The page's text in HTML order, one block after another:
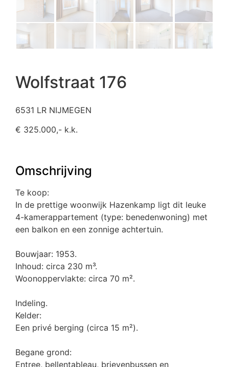
Wolfstraat 176
6531 LR NIJMEGEN
€ 325.000,- k.k.
Omschrijving
Te koop:
In de prettige woonwijk Hazenkamp ligt dit leuke
4-kamerappartement (type: benedenwoning) met
een balkon en een zonnige achtertuin.
Bouwjaar: 1953.
Inhoud: circa 230 m³.
Woonoppervlakte: circa 70 m².
Indeling.
Kelder:
Een privé berging (circa 15 m²).
Begane grond:
Entree, bellentableau, brievenbussen en